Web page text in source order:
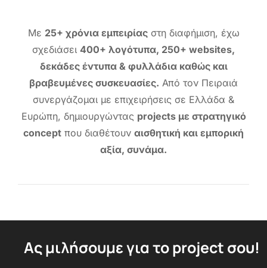
Με 25+ χρόνια εμπειρίαςστη διαφήμιση, έχω
σχεδιάσει 400+ λογότυπα, 250+ websites,
δεκάδες έντυπα & φυλλάδια καθώς και
βραβευμένες συσκευασίες. Από τον Πειραιά
συνεργάζομαι με επιχειρήσεις σε Ελλάδα &
Ευρώπη, δημιουργώντας projects με στρατηγικό
concept που διαθέτουν αισθητική και εμπορική
αξία, συνάμα.
Ας μιλήσουμε για το project σου!